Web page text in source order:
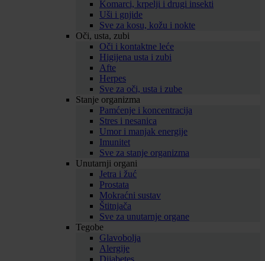
Komarci, krpelji i drugi insekti
Uši i gnjide
Sve za kosu, kožu i nokte
Oči, usta, zubi
Oči i kontaktne leće
Higijena usta i zubi
Afte
Herpes
Sve za oči, usta i zube
Stanje organizma
Pamćenje i koncentracija
Stres i nesanica
Umor i manjak energije
Imunitet
Sve za stanje organizma
Unutarnji organi
Jetra i žuć
Prostata
Mokraćni sustav
Štitnjača
Sve za unutarnje organe
Tegobe
Glavobolja
Alergije
Dijabetes